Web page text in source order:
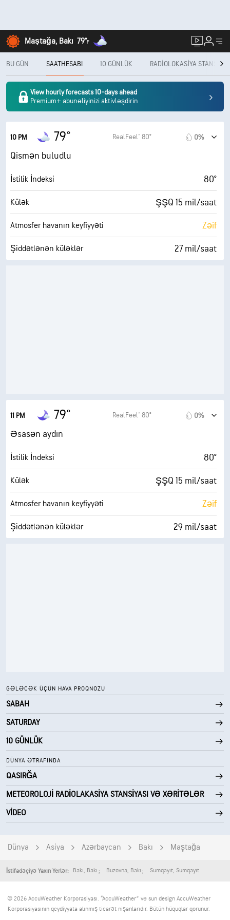
Maştağa, Bakı 79°F
BU GÜN SAATHESABI 10 GÜNLÜK RADIOLOKASIYA
View hourly forecasts 10-days ahead
Premium+ abunəliyinizi aktivləşdirin
10 PM 79° RealFeel® 80° 0%
Qismən buludlu
İstilik İndeksi 80°
Külək ŞŞQ 15 mil/saat
Atmosfer havanın keyfiyyəti Zəif
Şiddətlənən küləklər 27 mil/saat
11 PM 79° RealFeel® 80° 0%
Əsasən aydın
İstilik İndeksi 80°
Külək ŞŞQ 15 mil/saat
Atmosfer havanın keyfiyyəti Zəif
Şiddətlənən küləklər 29 mil/saat
GƏLƏCƏK ÜÇÜN HAVA PROQNOZU
SABAH
SATURDAY
10 GÜNLÜK
DÜNYA ƏTRAFINDA
QASIRĞA
METEOROLOJI RADIOLAKASIYA STANSIYASI VƏ XƏRITƏLƏR
VIDEO
Dünya Asiya Azərbaycan Bakı Maştağa
İstifadəçiyə Yaxın Yerlər: Bakı, Bakı Buzovna, Bakı Sumqayıt, Sumqayıt
© 2026 AccuWeather Korporasiyası. “AccuWeather” və sun design AccuWeather
Korporasiyasının qeydiyyata alınmış ticarət nişanlarıdır. Bütün hüquqlar qorunur.